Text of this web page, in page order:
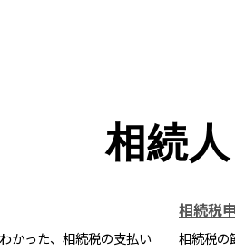
相続人
かった、相続税の支払い
相続税
相続税の